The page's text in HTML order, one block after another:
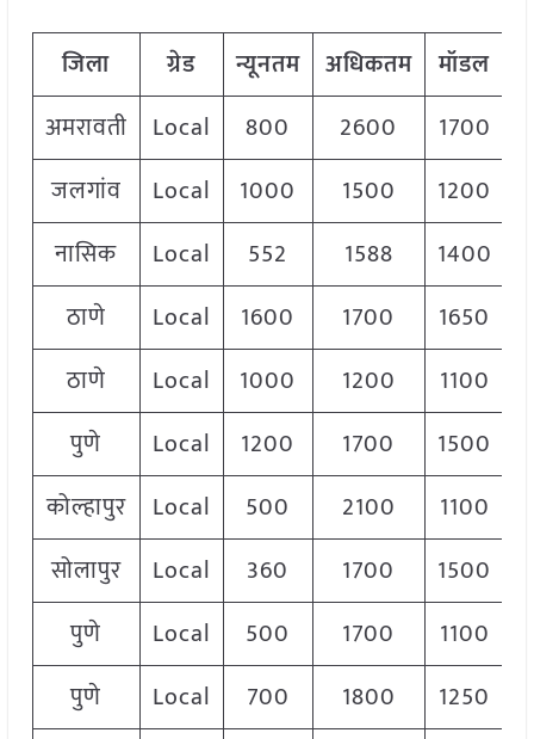
जिला ग्रेड न्यूनतम अधिकतम
मॉडल
अमरावती
Local 800 2600
1700
जलगांव
Local 1000 1500
1200
नासिक
Local 552 1588
1400
ठाणे
Local 1600 1700
1650
ठाणे
Local 1000 1200
1100
पुणे
Local 1200 1700
1500
कोल्हापुर
Local 500 2100
1100
सोलापुर
Local 360 1700
1500
पुणे
Local 500 1700
1100
पुणे
Local 700 1800
1250